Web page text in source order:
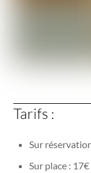
Tarifs :
Sur
Sur place : 17€